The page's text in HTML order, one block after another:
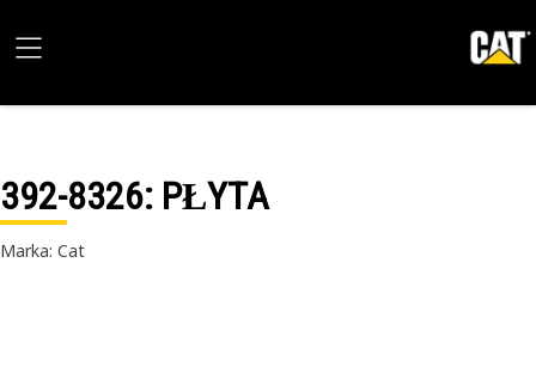
392-8326: PŁYTA
Marka: Cat